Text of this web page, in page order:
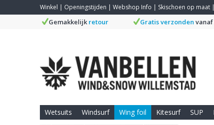
Winkel | Openingstijden | Webshop Info | Skischoen op maat |
Gemakkelijk retour Gratis verzonden vanaf
Wetsuits Windsurf Wing foil Kitesurf SUP